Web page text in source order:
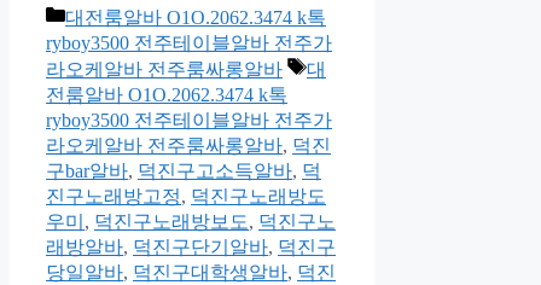
카
테
고
리
대전룸알바 O1O.2062.3474 k톡
ryboy3500 전주테이블알바 전주가
라오케알바 전주룸싸롱알바
태
대
전룸알바 O1O.2062.3474 k톡
ryboy3500 전주테이블알바 전주가
라오케알바 전주룸싸롱알바, 덕진
구bar알바, 덕진구고소득알바, 덕
진구노래방고정, 덕진구노래방도
우미 , 덕진구노래방보도, 덕진구노
래방알바, 덕진구단기알바, 덕진구
당일알바, 덕진구대학생알바, 덕진